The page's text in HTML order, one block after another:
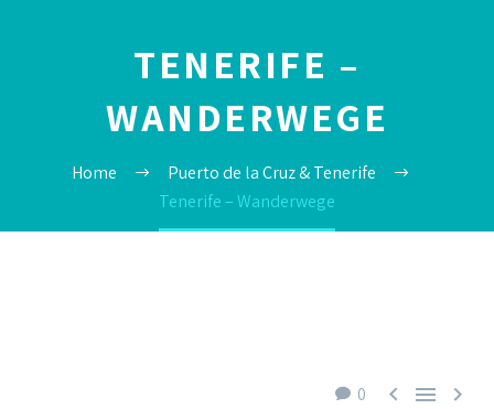
TENERIFE –
WANDERWEGE
Home
Puerto de la Cruz & Tenerife
Tenerife – Wanderwege
0   